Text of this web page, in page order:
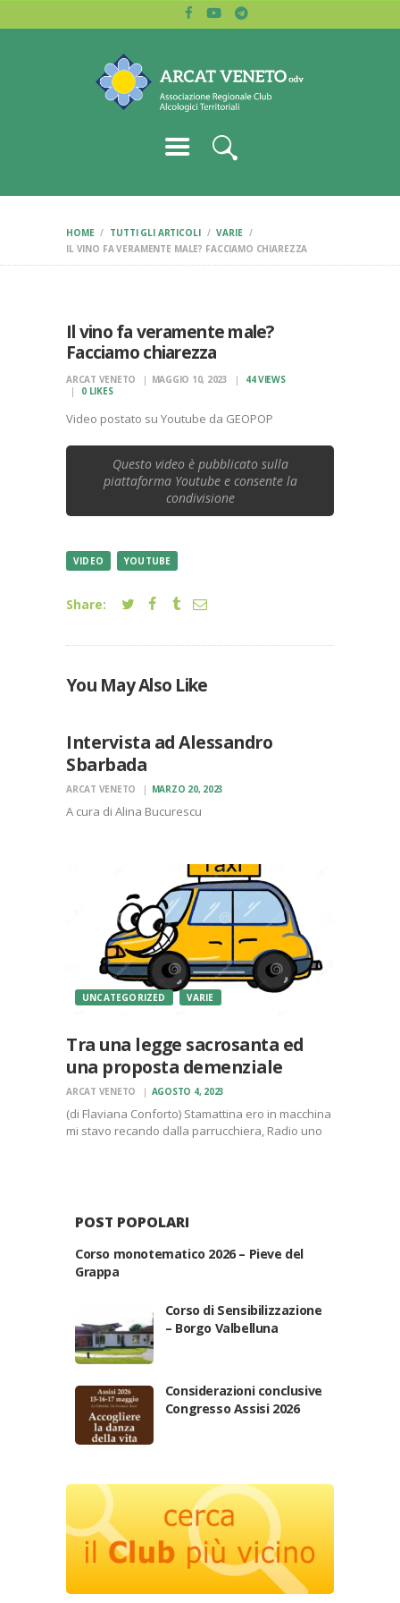
HOME TUTTI GLI ARTICOLI
VARIE
IL VINO FA VERAMENTE MALE? FACCIAMO CHIAREZZA
Associazione regionale dei club alcologici
CHI SIAMO
BLOG
LETTURE
CERCA CLUB
Il vino fa veramente male?
Facciamo chiarezza
ARCAT VENETO MAGGIO 10, 2023 44VIEWS
0 LIKES
Video postato su Youtube da GEOPOP
Questo video è pubblicato sulla
piattaforma Youtube e consente la
condivisione
VIDEO YOUTUBE
Share:
You May Also Like
Intervista ad Alessandro
Sbarbada
ARCAT VENETO MARZO 20, 2023
A cura di Alina Bucurescu
UNCATEGORIZED VARIE
Tra una legge sacrosanta ed
una proposta demenziale
ARCAT VENETO AGOSTO 4, 2023
(di Flaviana Conforto) Stamattina ero in macchina
mi stavo recando dalla parrucchiera, Radio uno
POST POPOLARI
Corso monotematico 2026 – Pieve del
Grappa
Corso di Sensibilizzazione
– Borgo Valbelluna
Considerazioni conclusive
Congresso Assisi 2026